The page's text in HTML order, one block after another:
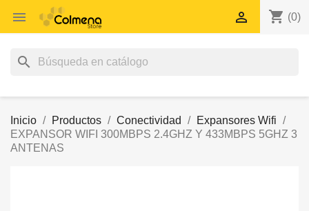
 shopping_cart (0)

search
Inicio Productos Conectividad
Expansores Wifi
EXPANSOR WIFI 300MBPS 2.4GHZ Y 433MBPS 5GHZ 3
ANTENAS